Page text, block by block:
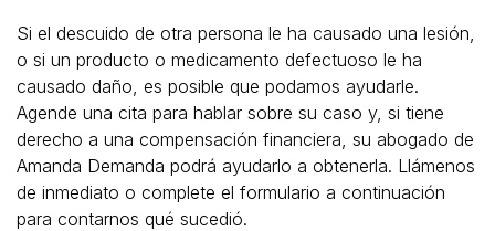
Si el descuido de otra persona le ha causado una lesión,
o si un producto o medicamento defectuoso le ha
causado daño, es posible que podamos ayudarle.
Agende una cita para hablar sobre su caso y, si tiene
derecho a una compensación financiera, su abogado de
Amanda Demanda podrá ayudarlo a obtenerla. Llámenos
de inmediato o complete el formulario a continuación
para contarnos qué sucedió.